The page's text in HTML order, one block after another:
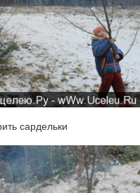
сардельки